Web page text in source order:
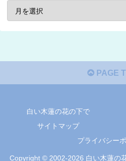
PAGE
白い木蓮の花の下で
サイトマップ
プライバシー
Copyright © 2002-2026 白い木蓮の